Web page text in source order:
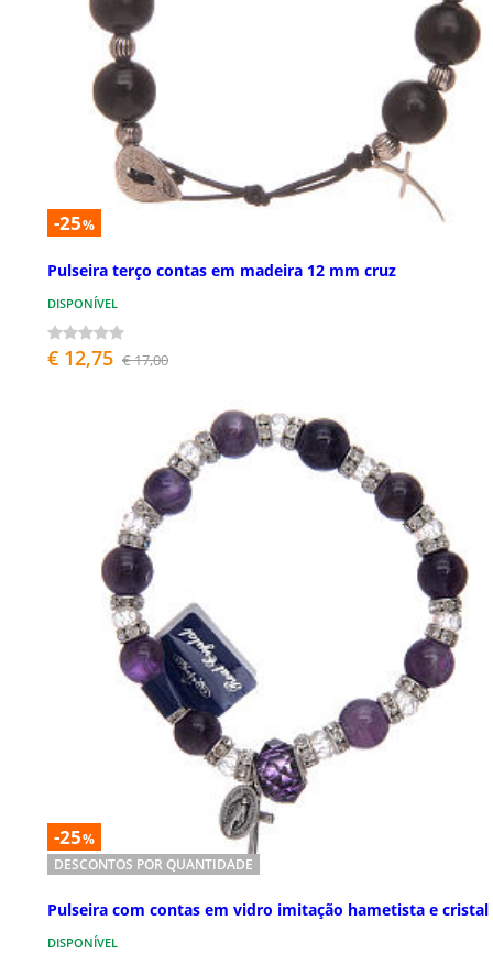
-25%
Pulseira terço contas em madeira 12 mm cruz
DISPONÍVEL
€ 12,75 € 17,00
-25%
DESCONTOS POR QUANTIDADE
Pulseira com contas em vidro imitação hametista e cristal
DISPONÍVEL